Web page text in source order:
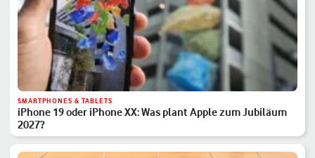
SMARTPHONES & TABLETS
iPhone 19 oder iPhone XX: Was plant Apple zum Jubiläum
2027?